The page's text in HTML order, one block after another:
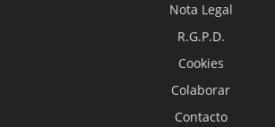
Nota Legal
R.G.P.D.
Cookies
Colaborar
Contacto